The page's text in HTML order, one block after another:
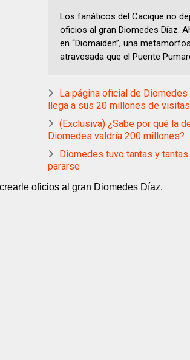
Los fanáticos del Cacique no
oficios al gran Diomedes Díaz.
en “Diomaiden”, una
atravesada que el Puente
La página oficial de
llega a sus 20 millones de visitas
(Exclusiva) ¿Sabe por qué la
Diomedes valdría 200 millones?
Diomedes tuvo tantas y
pararse
oficios al gran Diomedes Díaz.